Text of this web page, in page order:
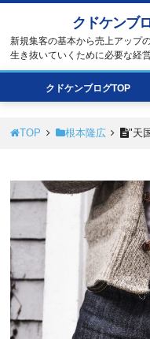
クドケンブ
新規集客の基本から売上アップ
生き抜いていくために必要な経
クドケンブログTOP
TOP 根本隆広 "天